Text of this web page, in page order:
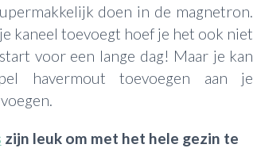
doen in de magnetron.
kaneel toevoegt hoef je het ook niet
voor een lange dag! Maar je kan
havermout toevoegen aan je
zijn leuk om met het hele gezin te